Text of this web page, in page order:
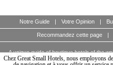
Notre Guide | Votre Opinion |
Recommandez cette page |
A unique guide of boutique hotels of the
© Copyright 2003 - 2026
Chez Great Small Hotels, nous employons